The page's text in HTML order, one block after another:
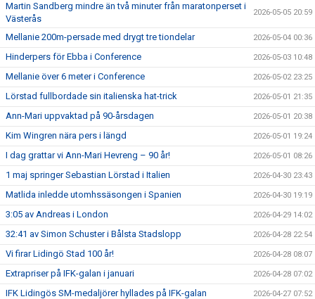
Martin Sandberg mindre än två minuter från maratonperset i
Västerås
2026-05-05 20:59
Mellanie 200m-persade med drygt tre tiondelar 2026-05-04 00:36
Hinderpers för Ebba i Conference 2026-05-03 10:48
Mellanie över 6 meter i Conference 2026-05-02 23:25
Lörstad fullbordade sin italienska hat-trick 2026-05-01 21:35
Ann-Mari uppvaktad på 90-årsdagen 2026-05-01 20:38
Kim Wingren nära pers i längd 2026-05-01 19:24
I dag grattar vi Ann-Mari Hevreng – 90 år! 2026-05-01 08:26
1 maj springer Sebastian Lörstad i Italien 2026-04-30 23:43
Matlida inledde utomhssäsongen i Spanien 2026-04-30 19:19
3:05 av Andreas i London 2026-04-29 14:02
32:41 av Simon Schuster i Bålsta Stadslopp 2026-04-28 22:54
Vi firar Lidingö Stad 100 år! 2026-04-28 08:07
Extrapriser på IFK-galan i januari 2026-04-28 07:02
IFK Lidingös SM-medaljörer hyllades på IFK-galan 2026-04-27 07:52